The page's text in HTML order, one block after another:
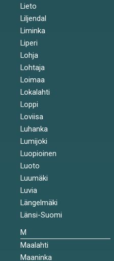
Lieto
Liljendal
Liminka
Liperi
Lohja
Lohtaja
Loimaa
Lokalahti
Loppi
Loviisa
Luhanka
Lumijoki
Luopioinen
Luoto
Luumäki
Luvia
Längelmäki
Länsi-Suomi
M
Maalahti
Maaninka